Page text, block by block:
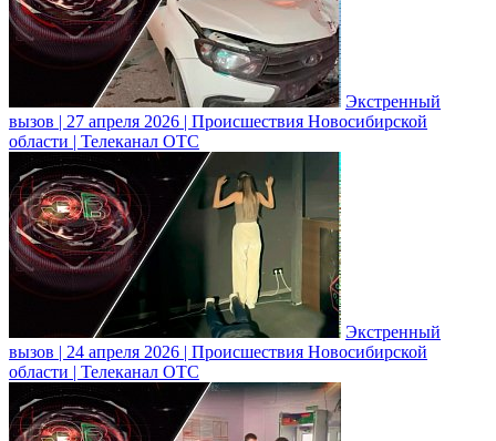
Экстренный
вызов | 27 апреля 2026 | Происшествия Новосибирской
области | Телеканал ОТС
Экстренный
вызов | 24 апреля 2026 | Происшествия Новосибирской
области | Телеканал ОТС